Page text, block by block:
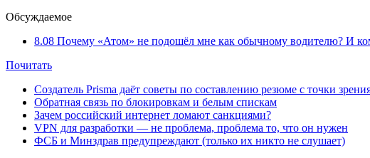
Обсуждаемое
8.08 Почему «Атом» не подошёл мне как обычному водителю? И
Почитать
Создатель Prisma даёт советы по составлению резюме с точки
Обратная связь по блокировкам и белым спискам
Зачем российский интернет ломают санкциями?
VPN для разработки — не проблема, проблема то, что он нужен
ФСБ и Минздрав предупреждают (только их никто не слушает)